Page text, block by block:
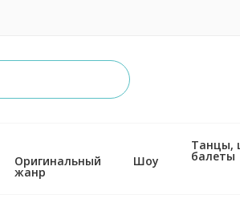
Оригинальный
жанр
Шоу
Танцы,
балеты